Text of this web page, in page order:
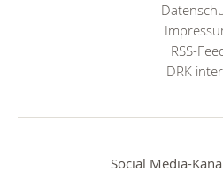
RSS-
DRK
Social Media-